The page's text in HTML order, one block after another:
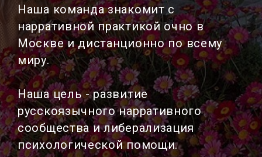
Наша команда знакомит с
нарративной практикой очно в
Москве и дистанционно по всему
миру.
Наша цель - развитие
русскоязычного нарративного
сообщества и либерализация
психологической помощи.